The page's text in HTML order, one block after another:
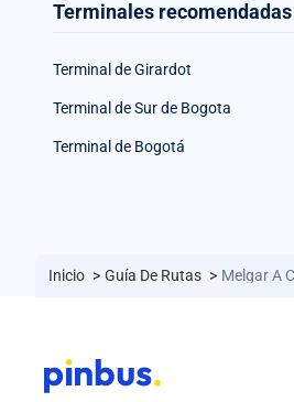
Terminales recomendadas
Terminal de Girardot
Terminal de Sur de Bogota
Terminal de Bogotá
Inicio > Guía De Rutas > Melgar A